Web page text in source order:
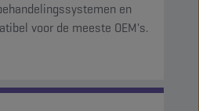
en
voor de meeste OEM's.